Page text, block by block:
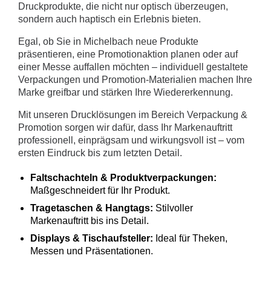
Druckprodukte, die nicht nur optisch überzeugen,
sondern auch haptisch ein Erlebnis bieten.
Egal, ob Sie in Michelbach neue Produkte
präsentieren, eine Promotionaktion planen oder auf
einer Messe auffallen möchten – individuell gestaltete
Verpackungen und Promotion-Materialien machen Ihre
Marke greifbar und stärken Ihre Wiedererkennung.
Mit unseren Drucklösungen im Bereich Verpackung &
Promotion sorgen wir dafür, dass Ihr Markenauftritt
professionell, einprägsam und wirkungsvoll ist – vom
ersten Eindruck bis zum letzten Detail.
Faltschachteln & Produktverpackungen:
Maßgeschneidert für Ihr Produkt.
Tragetaschen & Hangtags: Stilvoller
Markenauftritt bis ins Detail.
Displays & Tischaufsteller: Ideal für Theken,
Messen und Präsentationen.